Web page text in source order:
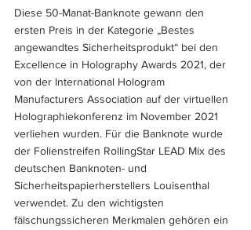
Diese 50-Manat-Banknote gewann den
ersten Preis in der Kategorie „Bestes
angewandtes Sicherheitsprodukt“ bei den
Excellence in Holography Awards 2021, der
von der International Hologram
Manufacturers Association auf der virtuellen
Holographiekonferenz im November 2021
verliehen wurden. Für die Banknote wurde
der Folienstreifen RollingStar LEAD Mix des
deutschen Banknoten- und
Sicherheitspapierherstellers Louisenthal
verwendet. Zu den wichtigsten
fälschungssicheren Merkmalen gehören ein